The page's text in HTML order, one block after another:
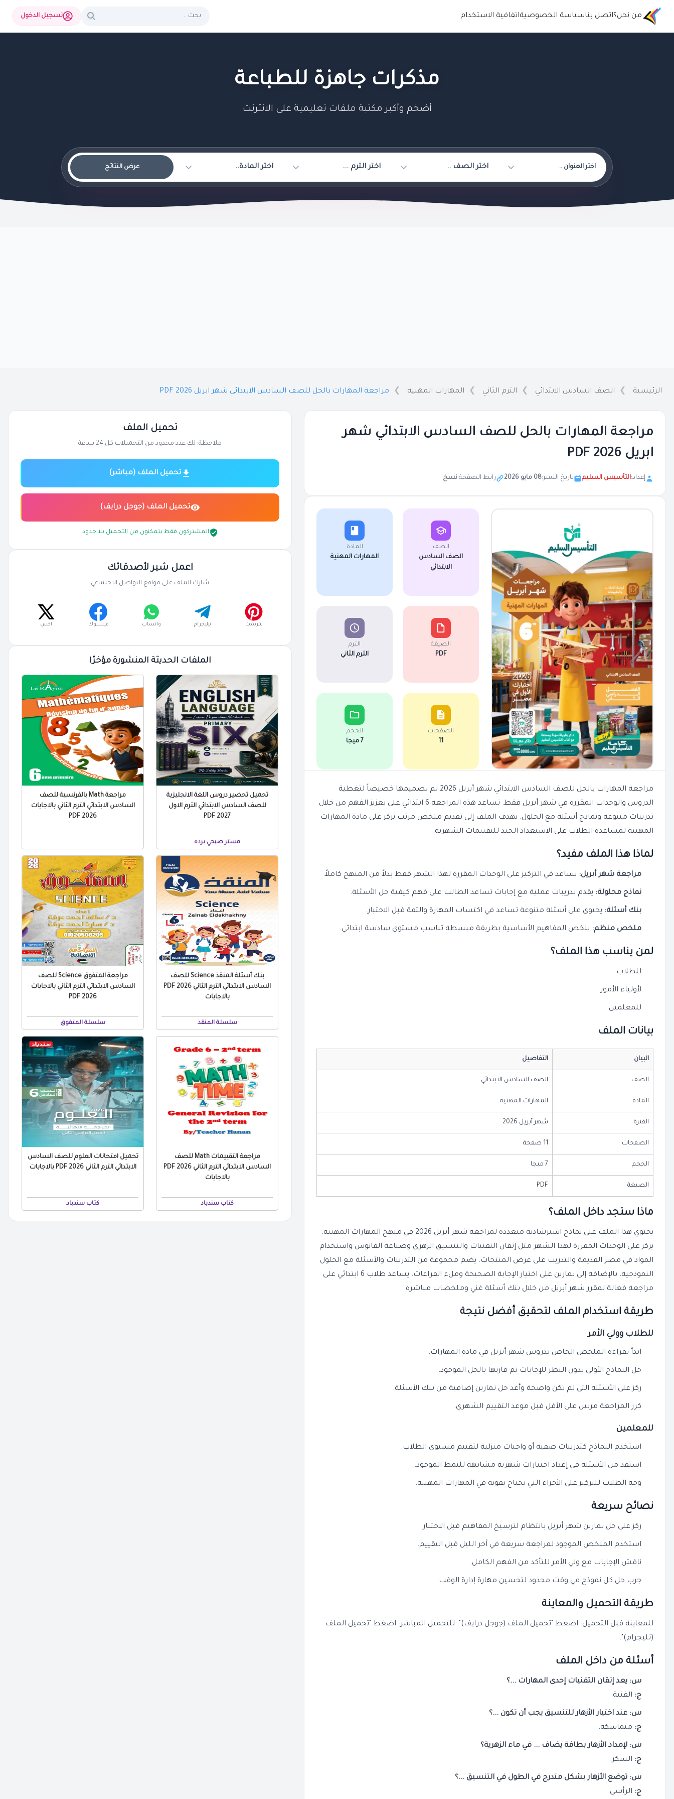
من نحن؟اتصل بناسياسة الخصوصيةاتفافية الاستخدام تسجيل الدخول
مذكرات جاهزة للطباعة
أضخم وأكبر مكتبة ملفات تعليمية على الانترنت
عرض النتائج
الرئيسية الصف السادس الابتدائي الترم الثاني المهارات المهنية مراجعة المهارات بالحل للصف السادس الابتدائي شهر ابريل 2026 PDF
مراجعة المهارات بالحل للصف السادس الابتدائي شهر
ابريل 2026 PDF
إعداد:التأسيس السليم تاريخ النشر:08 مايو 2026 رابط الصفحة:نسخ
الصف
الصف السادس
الابتدائي
المادة
المهارات المهنية
الصيغة
PDF
الترم
الترم الثاني
الصفحات
11
الحجم
7 ميجا
مراجعة المهارات بالحل للصف السادس الابتدائي شهر أبريل 2026 تم تصميمها خصيصاً لتغطية
الدروس والوحدات المقررة في شهر أبريل فقط. تساعد هذه المراجعة 6 ابتدائي على تعزيز الفهم من خلال
تدريبات متنوعة ونماذج أسئلة مع الحلول. يهدف الملف إلى تقديم ملخص مرتب يركز على مادة المهارات
المهنية لمساعدة الطلاب على الاستعداد الجيد للتقييمات الشهرية.
لماذا هذا الملف مفيد؟
مراجعة شهر أبريل: يساعد في التركيز على الوحدات المقررة لهذا الشهر فقط بدلاً من المنهج كاملاً.
نماذج محلولة: يقدم تدريبات عملية مع إجابات تساعد الطالب على فهم كيفية حل الأسئلة.
بنك أسئلة: يحتوي على أسئلة متنوعة تساعد في اكتساب المهارة والثقة قبل الاختبار.
ملخص منظم: يلخص المفاهيم الأساسية بطريقة مبسطة تناسب مستوى سادسة ابتدائي.
لمن يناسب هذا الملف؟
للطلاب
لأولياء الأمور
للمعلمين
بيانات الملف
البيان التفاصيل
الصف الصف السادس الابتدائي
المادة المهارات المهنية
الفترة شهر أبريل 2026
الصفحات 11 صفحة
الحجم 7 ميجا
الصيغة PDF
ماذا ستجد داخل الملف؟
يحتوي هذا الملف على نماذج استرشادية متعددة لمراجعة شهر أبريل 2026 في منهج المهارات المهنية.
يركز على الوحدات المقررة لهذا الشهر مثل إتقان التقنيات والتنسيق الزهري وصناعة الفانوس واستخدام
المواد في مصر القديمة والتدريب على عرض المنتجات. يضم مجموعة من التدريبات والأسئلة مع الحلول
النموذجية، بالإضافة إلى تمارين على اختيار الإجابة الصحيحة وملء الفراغات. يساعد طلاب 6 ابتدائي على
مراجعة فعالة لمقرر شهر أبريل من خلال بنك أسئلة غني وملخصات مباشرة.
طريقة استخدام الملف لتحقيق أفضل نتيجة
للطلاب وولي الأمر
ابدأ بقراءة الملخص الخاص بدروس شهر أبريل في مادة المهارات.
حل النماذج الأولى بدون النظر للإجابات ثم قارنها بالحل الموجود.
ركز على الأسئلة التي لم تكن واضحة وأعد حل تمارين إضافية من بنك الأسئلة.
كرر المراجعة مرتين على الأقل قبل موعد التقييم الشهري.
للمعلمين
استخدم النماذج كتدريبات صفية أو واجبات منزلية لتقييم مستوى الطلاب.
استفد من الأسئلة في إعداد اختبارات شهرية مشابهة للنمط الموجود.
وجه الطلاب للتركيز على الأجزاء التي تحتاج تقوية في المهارات المهنية.
نصائح سريعة
ركز على حل تمارين شهر أبريل بانتظام لترسيخ المفاهيم قبل الاختبار.
استخدم الملخص الموجود لمراجعة سريعة في آخر الليل قبل التقييم.
ناقش الإجابات مع ولي الأمر للتأكد من الفهم الكامل.
جرب حل كل نموذج في وقت محدود لتحسين مهارة إدارة الوقت.
طريقة التحميل والمعاينة
للمعاينة قبل التحميل: اضغط "تحميل الملف (جوجل درايف)". للتحميل المباشر: اضغط "تحميل الملف
(تليجرام)".
أسئلة من داخل الملف
س: يعد إتقان التقنيات إحدى المهارات ...؟
ج: الفنية.
س: عند اختيار الأزهار للتنسيق يجب أن تكون ...؟
ج: متماسكة.
س: لإمداد الأزهار بطاقة يضاف ... في ماء الزهرية؟
ج: السكر.
س: توضع الأزهار بشكل متدرج في الطول في التنسيق ...؟
ج: الرأسي.
تحميل الملف
ملاحظة: لك عدد محدود من التحميلات كل 24 ساعة
تحميل الملف (مباشر)
تحميل الملف (جوجل درايف)
المشتركون فقط يتمكنون من التحميل بلا حدود
اعمل شير لأصدقائك
شارك الملف على مواقع التواصل الاجتماعي
بنترست تيليجرام واتساب فيسبوك اكس
الملفات الحديثة المنشورة مؤخرًا
تحميل تحضير دروس اللغة الانجليزية
للصف السادس الابتدائي الترم الاول
2027 PDF
مستر صبحي برده
مراجعة Math بالفرنسية للصف
السادس الابتدائي الترم الثاني بالاجابات
2026 PDF
بنك أسئلة المنقذ Science للصف
السادس الابتدائي الترم الثاني 2026 PDF
بالاجابات
سلسلة المنقذ
مراجعة المتفوق Science للصف
السادس الابتدائي الترم الثاني بالاجابات
2026 PDF
سلسلة المتفوق
مراجعة التقييمات Math للصف
السادس الابتدائي الترم الثاني 2026 PDF
بالاجابات
كتاب سندباد
تحميل امتحانات العلوم للصف السادس
الابتدائي الترم الثاني 2026 PDF بالاجابات
كتاب سندباد